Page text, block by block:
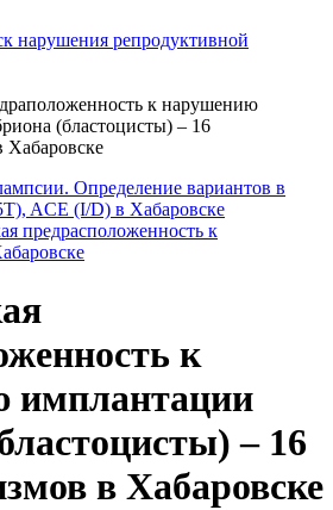
нарушения репродуктивной
к нарушению
(бластоцисты) – 16
Определение вариантов в
ACE (I/D) в Хабаровске
предрасположенность к
к
имплантации
– 16
в Хабаровске